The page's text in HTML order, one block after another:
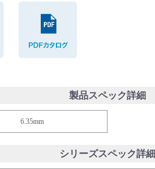
製品スペック詳細
6.35mm
シリーズスペック詳細